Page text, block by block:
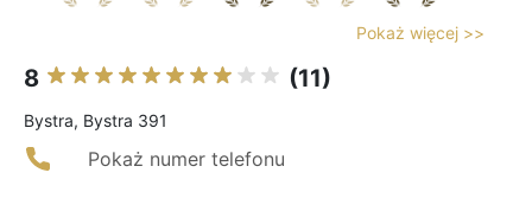
Pokaż więcej >>
8 (11)
Bystra, Bystra 391
Pokaż numer telefonu